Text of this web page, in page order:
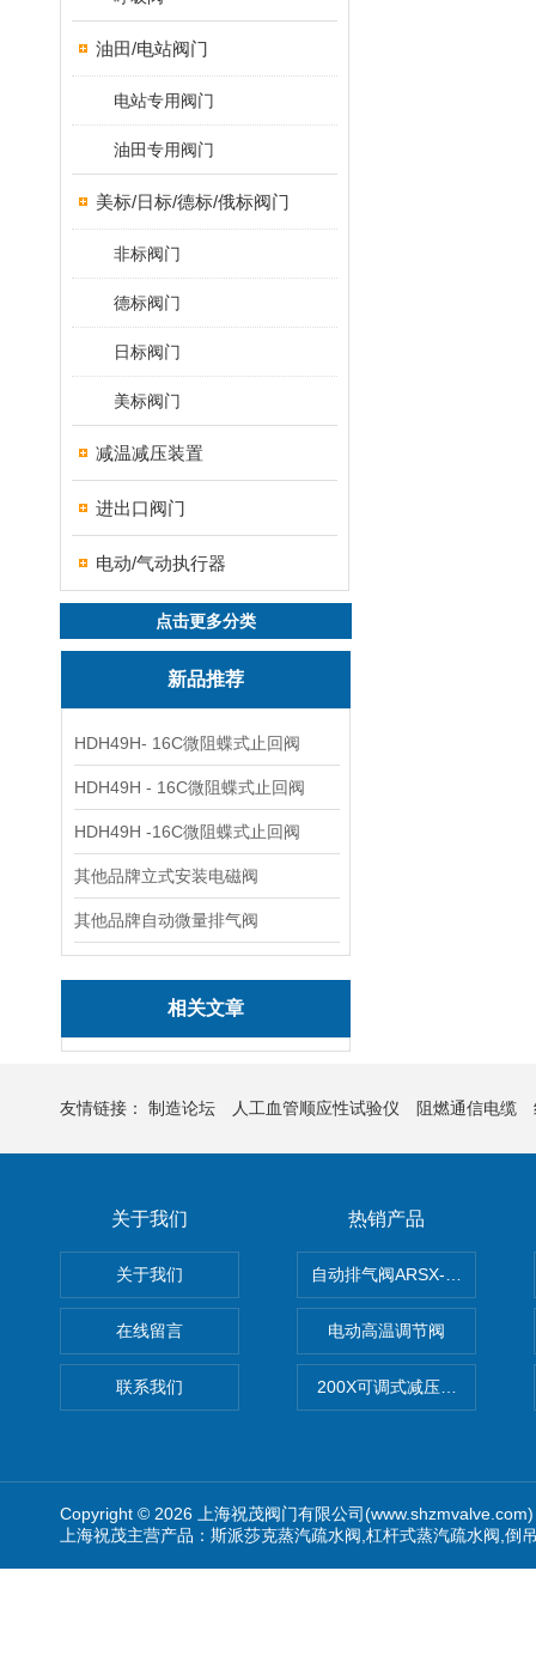
油田/电站阀门
电站专用阀门
油田专用阀门
美标/日标/德标/俄标阀门
非标阀门
德标阀门
日标阀门
美标阀门
减温减压装置
进出口阀门
电动/气动执行器
点击更多分类
新品推荐
HDH49H- 16C微阻蝶式止回阀
HDH49H - 16C微阻蝶式止回阀
HDH49H -16C微阻蝶式止回阀
其他品牌立式安装电磁阀
其他品牌自动微量排气阀
相关文章
友情链接： 制造论坛 人工血管顺应性试验仪 阻燃通信电缆
关于我们
关于我们
在线留言
联系我们
热销产品
自动排气阀ARSX-0015/
电动高温调节阀
200X可调式减压阀（减压稳
Copyright © 2026 上海祝茂阀门有限公司
上海祝茂主营产品：斯派莎克蒸汽疏水阀,杠杆式蒸汽疏水阀,倒